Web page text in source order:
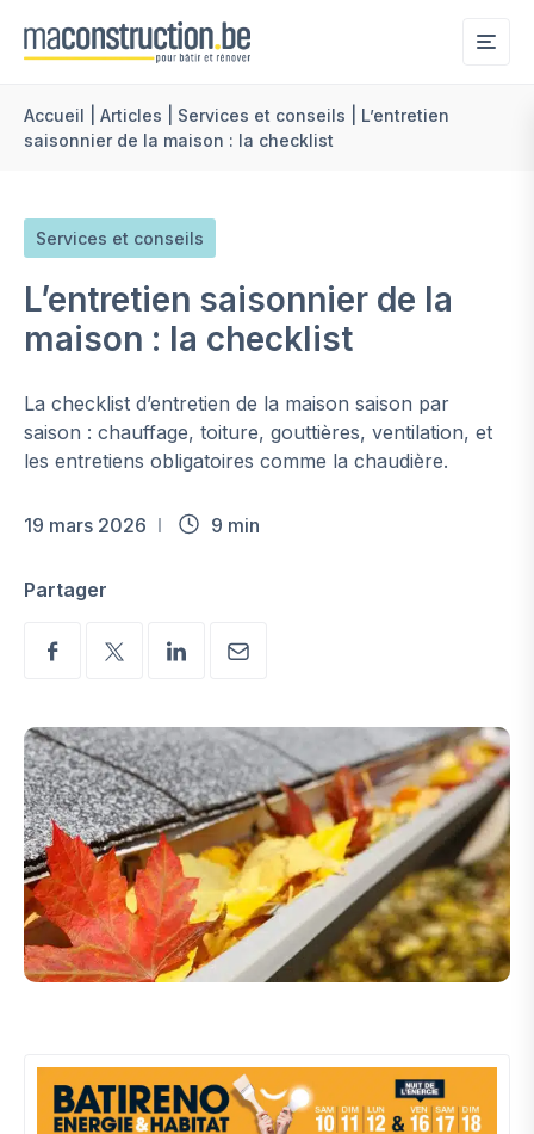
Accueil Articles Services et conseils
L’entretien
saisonnier de la maison : la checklist
Services et conseils
L’entretien saisonnier de la
maison : la checklist
La checklist d’entretien de la maison saison par
saison : chauffage, toiture, gouttières, ventilation, et
les entretiens obligatoires comme la chaudière.
19 mars 2026 9 min
Partager